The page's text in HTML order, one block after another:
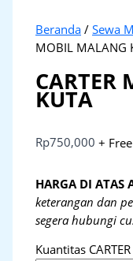
Beranda /Sewa
MOBIL MALANG
CARTER
KUTA
Rp750,000 +
HARGA DI ATAS
keterangan dan
segera hubungi
Kuantitas